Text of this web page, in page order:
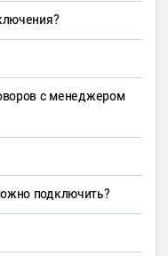
с менеджером
подключить?